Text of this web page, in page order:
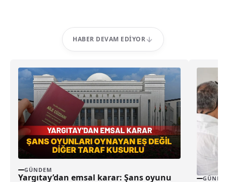
HABER DEVAM EDIYOR
GÜNDEM
Yargıtay’dan emsal karar: Şans oyunu